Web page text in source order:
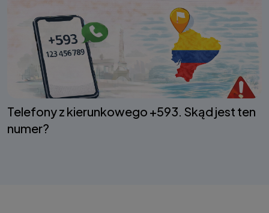
Telefony z kierunkowego +593. Skąd jest ten
numer?